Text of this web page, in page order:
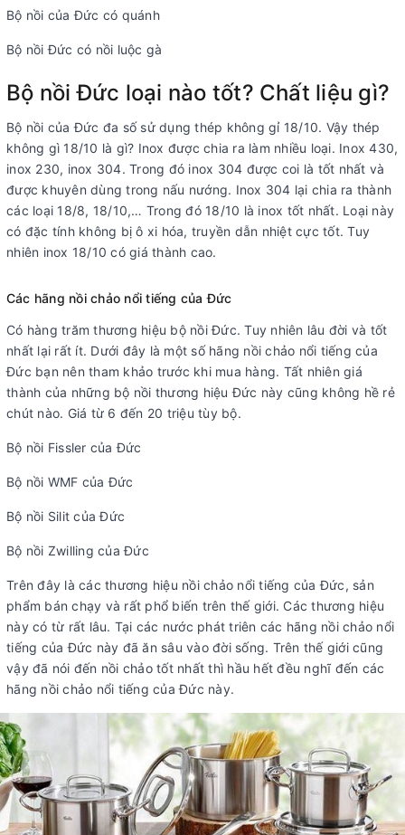
Bộ nồi của Đức có quánh
Bộ nồi Đức có nồi luộc gà
Bộ nồi Đức loại nào tốt? Chất liệu gì?
Bộ nồi của Đức đa số sử dụng thép không gỉ 18/10. Vậy thép
không gì 18/10 là gì? Inox được chia ra làm nhiều loại. Inox 430,
inox 230, inox 304. Trong đó inox 304 được coi là tốt nhất và
được khuyên dùng trong nấu nướng. Inox 304 lại chia ra thành
các loại 18/8, 18/10,… Trong đó 18/10 là inox tốt nhất. Loại này
có đặc tính không bị ô xi hóa, truyền dẫn nhiệt cực tốt. Tuy
nhiên inox 18/10 có giá thành cao.
Các hãng nồi chảo nổi tiếng của Đức
Có hàng trăm thương hiệu bộ nồi Đức. Tuy nhiên lâu đời và tốt
nhất lại rất ít. Dưới đây là một số hãng nồi chảo nổi tiếng của
Đức bạn nên tham khảo trước khi mua hàng. Tất nhiên giá
thành của những bộ nồi thương hiệu Đức này cũng không hề rẻ
chút nào. Giá từ 6 đến 20 triệu tùy bộ.
Bộ nồi Fissler của Đức
Bộ nồi WMF của Đức
Bộ nồi Silit của Đức
Bộ nồi Zwilling của Đức
Trên đây là các thương hiệu nồi chảo nổi tiếng của Đức, sản
phẩm bán chạy và rất phổ biến trên thế giới. Các thương hiệu
này có từ rất lâu. Tại các nước phát triên các hãng nồi chảo nổi
tiếng của Đức này đã ăn sâu vào đời sống. Trên thế giới cũng
vậy đã nói đến nồi chảo tốt nhất thì hầu hết đều nghĩ đến các
hãng nồi chảo nổi tiếng của Đức này.